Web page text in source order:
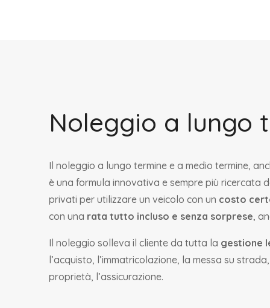
Noleggio a lungo
Il noleggio a lungo termine e a medio termine,
è una formula innovativa e sempre più ricercata
privati per utilizzare un veicolo con un costo
con una rata tutto incluso e senza sorprese,
Il noleggio solleva il cliente da tutta la gestione
l’acquisto, l’immatricolazione, la messa su
proprietà, l’assicurazione.